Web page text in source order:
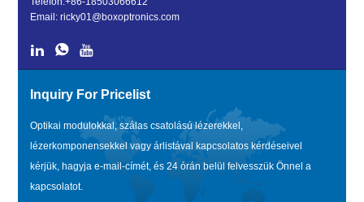
Email:ricky01@boxoptronics.com
Inquiry For Pricelist
Optikai modulokkal, szálas csatolású lézerekkel,
lézerkomponensekkel vagy árlistával kapcsolatos kérdéseivel
kérjük, hagyja e-mail-címét, és 24 órán belül felvesszük Önnel a
kapcsolatot.